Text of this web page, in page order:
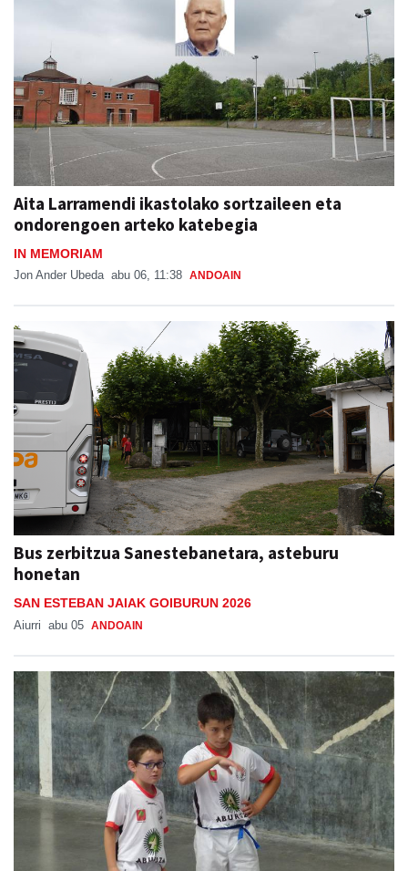
Aita Larramendi ikastolako sortzaileen eta
ondorengoen arteko katebegia
IN MEMORIAM
Jon Ander Ubeda abu 06, 11:38 ANDOAIN
Bus zerbitzua Sanestebanetara, asteburu
honetan
SAN ESTEBAN JAIAK GOIBURUN 2026
Aiurri abu 05 ANDOAIN